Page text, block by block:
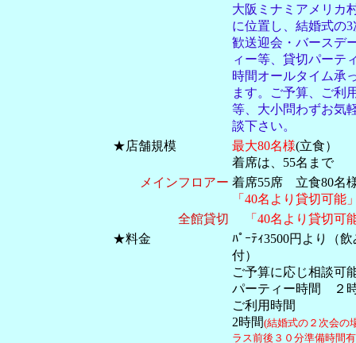
大阪ミナミアメリカ
に位置し、結婚式の3
歓送迎会・バースデ
ィー等、貸切パーテ
時間オールタイム承
ます。ご予算、ご利
等、大小問わずお気
談下さい。
★店舗規模
最大80名様(立食）
着席は、55名まで
メインフロアー 着席55席 立食80
「40名より貸切可能
全館貸切
「40名より貸切可
★料金
ﾊﾟｰﾃｨ3500円より（
付）
ご予算に応じ相談可
パーティー時間 ２
ご利用時間
2時間(結婚式の２次会の
ラス前後３０分準備時間